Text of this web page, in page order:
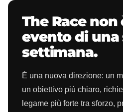
The Race non
evento di una
settimana.
È una nuova direzione: un
un obiettivo più chiaro,
legame più forte tra sforzo,